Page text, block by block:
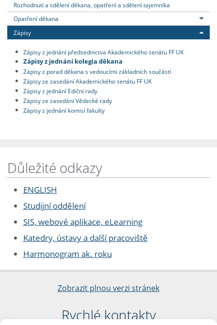
Rozhodnutí a sdělení děkana, opatření a sdělení tajemníka
Opatření děkana
Zápisy
Zápisy z jednání předsednictva Akademického senátu FF UK
Zápisy z jednání kolegia děkana
Zápisy z porad děkana s vedoucími základních součástí
Zápisy ze zasedání Akademického senátu FF UK
Zápisy z jednání Ediční rady
Zápisy ze zasedání Vědecké rady
Zápisy z jednání komisí fakulty
Důležité odkazy
ENGLISH
Studijní oddělení
SIS, webové aplikace, eLearning
Katedry, ústavy a další pracoviště
Harmonogram ak. roku
Zobrazit plnou verzi stránek
Rychlé kontakty